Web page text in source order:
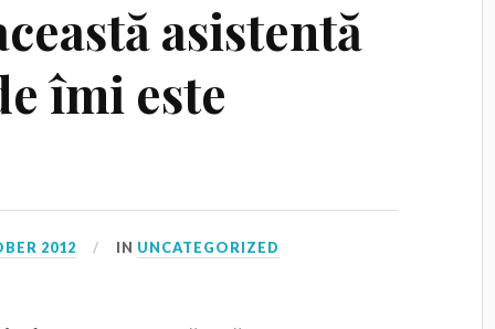
asistentă
îmi este
2012 IN UNCATEGORIZED